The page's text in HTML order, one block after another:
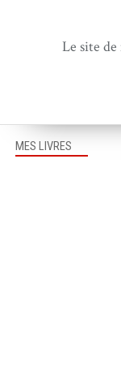
MES LIVRES
Le site